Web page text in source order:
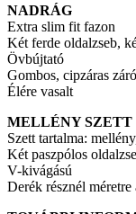
NADRÁG
Extra slim fit fazon
Két ferde oldalzseb,
Övbújtató
Gombos, cipzáras
Élére vasalt
MELLÉNY SZETT
Szett tartalma:
Két paszpólos
V-kivágású
Derék résznél